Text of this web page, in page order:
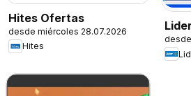
Hites Ofertas
desde miércoles 28.07.2026
Hites